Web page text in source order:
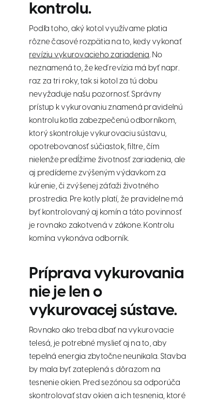
kontrolu.
Podľa toho, aký kotol využívame platia
rôzne časové rozpätia na to, kedy vykonať
revíziu vykurovacieho zariadenia. No
neznamená to, že keď revízia má byť napr.
raz za tri roky, tak si kotol za tú dobu
nevyžaduje našu pozornosť. Správny
prístup k vykurovaniu znamená pravidelnú
kontrolu kotla zabezpečenú odborníkom,
ktorý skontroluje vykurovaciu sústavu,
opotrebovanosť súčiastok, filtre, čím
nielenže predĺžime životnosť zariadenia, ale
aj predídeme zvýšeným výdavkom za
kúrenie, či zvýšenej záťaži životného
prostredia. Pre kotly platí, že pravidelne má
byť kontrolovaný aj komín a táto povinnosť
je rovnako zakotvená v zákone. Kontrolu
komína vykonáva odborník.
Príprava vykurovania
nie je len o
vykurovacej sústave.
Rovnako ako treba dbať na vykurovacie
telesá, je potrebné myslieť aj na to, aby
tepelná energia zbytočne neunikala. Stavba
by mala byť zateplená s dôrazom na
tesnenie okien. Pred sezónou sa odporúča
skontrolovať stav okien a ich tesnenia, ktoré